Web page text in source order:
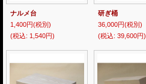
ナルメ台
1,400円(税別)
(税込: 1,540円)
研ぎ桶
36,000円(税別)
(税込: 39,600円)